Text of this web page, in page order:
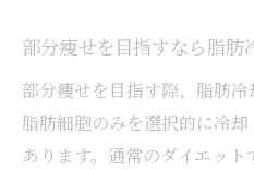
部分痩せを目指すなら脂肪
部分痩せを目指す際、脂肪冷
脂肪細胞のみを選択的に冷
あります。通常のダイエッ